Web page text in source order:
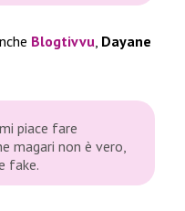
Blogtivvu, Dayane
piace fare
magari non è vero,
fake.